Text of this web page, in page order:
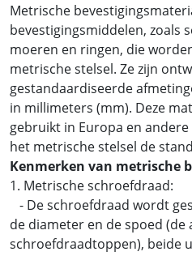
Metrische
bevestigingsmiddelen, zoals
moeren en ringen, die
metrische stelsel. Ze zijn
gestandaardiseerde
in millimeters (mm). Deze
gebruikt in Europa en
het metrische stelsel de
Kenmerken van metrische
1. Metrische schroefdraad:
- De schroefdraad wordt
de diameter en de spoed (de
schroefdraadtoppen), beide